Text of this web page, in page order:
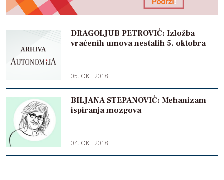
DRAGOLJUB PETROVIĆ: Izložba
vraćenih umova nestalih 5. oktobra
05. OKT 2018
BILJANA STEPANOVIĆ: Mehanizam
ispiranja mozgova
04. OKT 2018